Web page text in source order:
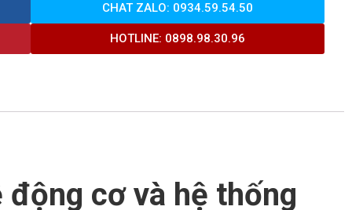
CHAT ZALO: 0934.59.54.50
HOTLINE: 0898.98.30.96
cơ và hệ thống